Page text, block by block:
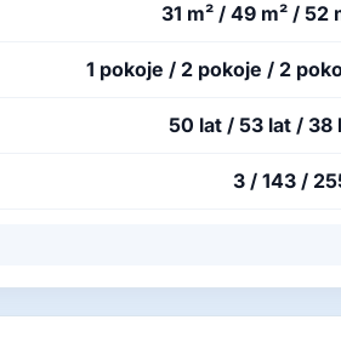
31 m² / 49 m² / 52
1 pokoje / 2 pokoje / 2
50 lat / 53 lat / 38
3 / 143 /